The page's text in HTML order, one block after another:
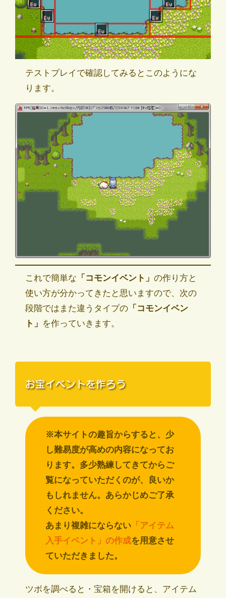
テストプレイで確認してみるとこのようにな
ります。
これで簡単な 「コモンイベント」 の作り方と
使い方が分かってきたと思いますので、次の
段階ではまた違うタイプの 「コモンイベン
ト」 を作っていきます。
お宝イベントを作ろう
※本サイトの趣旨からすると、少
し難易度が高めの内容になってお
ります。多少熟練してきてからご
覧になっていただくのが、良いか
もしれません。あらかじめご了承
ください。
あまり複雑にならない 「アイテム
入手イベント」の作成を用意させ
ていただきました。
ツボを調べると・宝箱を開けると、アイテム